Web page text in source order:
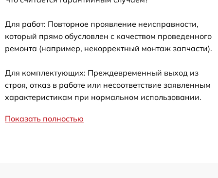
Для работ: Повторное проявление неисправности,
который прямо обусловлен с качеством проведенного
ремонта (например, некорректный монтаж запчасти).
Для комплектующих: Преждевременный выход из
строя, отказ в работе или несоответствие заявленным
характеристикам при нормальном использовании.
Показать полностью